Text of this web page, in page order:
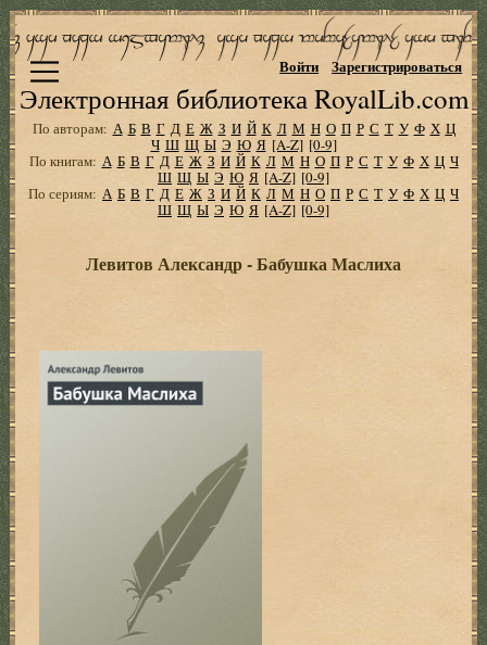
Электронная библиотека RoyalLib.com
Войти Зарегистрироваться
По авторам: А Б В Г Д Е Ж З И Й К Л М Н О П Р С Т У Ф Х Ц
Ч Ш Щ Ы Э Ю Я [A-Z] [0-9]
По книгам: А Б В Г Д Е Ж З И Й К Л М Н О П Р С Т У Ф Х Ц Ч
Ш Щ Ы Э Ю Я [A-Z] [0-9]
По сериям: А Б В Г Д Е Ж З И Й К Л М Н О П Р С Т У Ф Х Ц Ч
Ш Щ Ы Э Ю Я [A-Z] [0-9]
Левитов Александр - Бабушка Маслиха